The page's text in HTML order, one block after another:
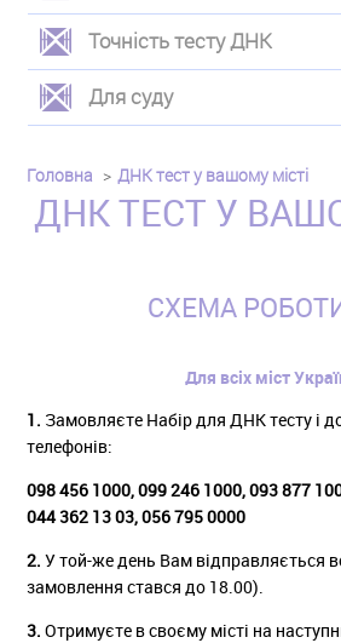
Точність тесту ДНК
Для суду
Головна ДНК тест у вашому місті
ДНК ТЕСТ У
СХЕМА
Для всіх міст
1. Замовляєте Набір для ДНК тесту і
телефонів:
098 456 1000, 099 246 1000, 093 877
044 362 13 03, 056 795 0000
2. У той-же день Вам відправляється
замовлення стався до 18.00).
3. Отримуєте в своєму місті на